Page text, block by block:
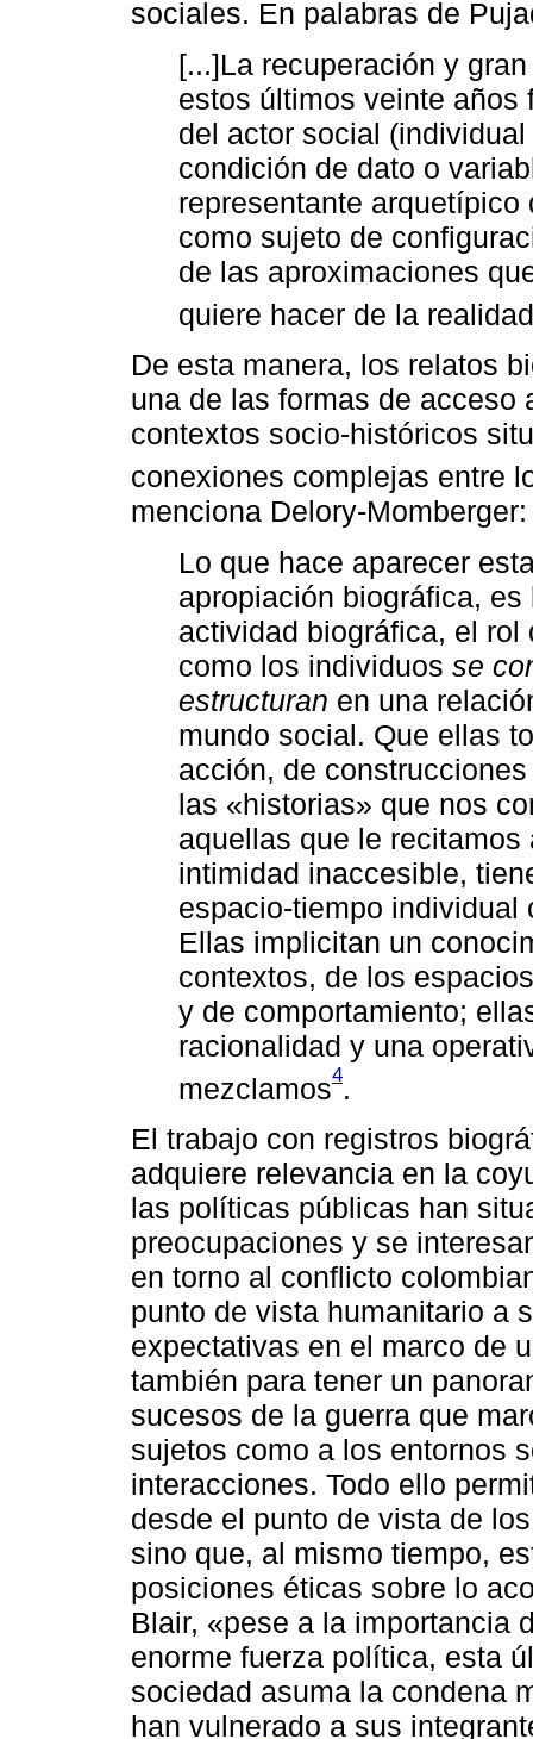
sociales. En palabras de
[...]La recuperación y
estos últimos veinte años
del actor social
condición de dato o
representante
como sujeto de
de las aproximaciones
quiere hacer de la
De esta manera, los relatos
una de las formas de acceso
contextos socio-históricos
conexiones complejas entre
menciona Delory-Momberger:
Lo que hace aparecer
apropiación biográfica,
actividad biográfica, el
como los individuos se
estructuran en una
mundo social. Que ellas
acción, de
las «historias» que nos
aquellas que le
intimidad inaccesible,
espacio-tiempo
Ellas implicitan un
contextos, de los
y de comportamiento;
racionalidad y una
mezclamos4.
El trabajo con registros
adquiere relevancia en la
las políticas públicas han
preocupaciones y se
en torno al conflicto
punto de vista humanitario a
expectativas en el marco de
también para tener un
sucesos de la guerra que
sujetos como a los entornos
interacciones. Todo ello
desde el punto de vista de
sino que, al mismo tiempo,
posiciones éticas sobre lo
Blair, «pese a la importancia
enorme fuerza política, esta
sociedad asuma la condena
han vulnerado a sus